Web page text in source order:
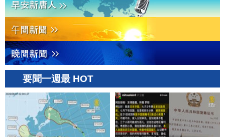
要聞一週最 HOT